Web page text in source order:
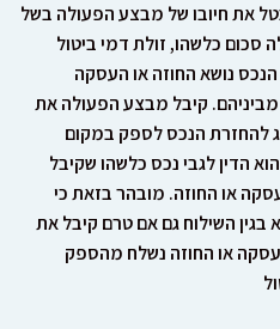
את חיובו של מבצע הפעולה בשל
כלשהו, זולת דמי ביטול
על 5% ממחיר הנכס נושא החוזה או העסקה
מביניהם. קיבל מבצע הפעולה את
להחזרת הנכס לספק במקום
הדין לגבי נכס כלשהו שקיבל
או החוזה. מובהר בזאת כי
השילוח גם אם טרם קיבל את
או החוזה נשלח מהספק